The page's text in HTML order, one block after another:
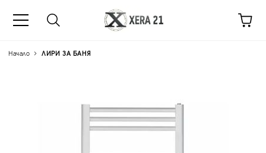
Начало ЛИРИ ЗА БАНЯ
Цена на продукта: